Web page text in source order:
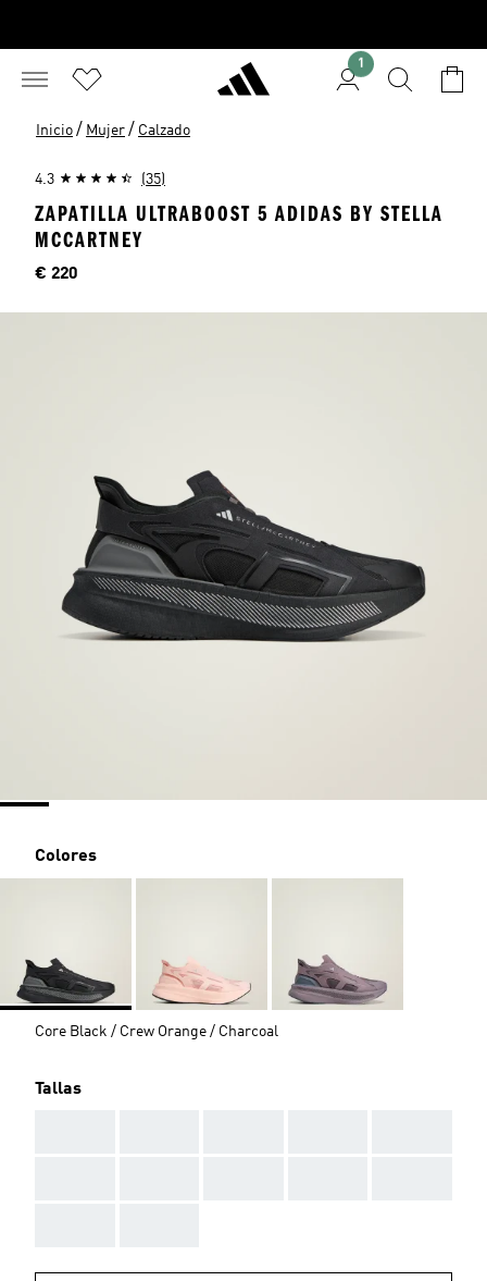
1
Inicio / Mujer / Calzado
4.3 (35)
ZAPATILLA ULTRABOOST 5 ADIDAS BY STELLA
MCCARTNEY
Precio
€ 220
Colores
Core Black / Crew Orange / Charcoal
Tallas